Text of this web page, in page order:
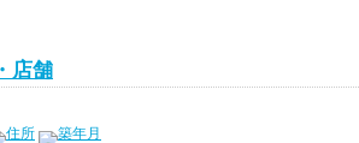
店舗
住所 築年月